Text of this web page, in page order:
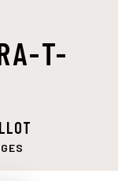
T-